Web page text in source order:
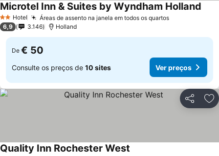
2 Estrelas
Hotel Áreas de assento na janela em todos os quartosVer preços
Microtel Inn & Suites by Wyndham Holland
6,9 3.146 Holland
De € 50
Consulte os preços de 10 sites Ver preços
Partilhar
Quality Inn Rochester West